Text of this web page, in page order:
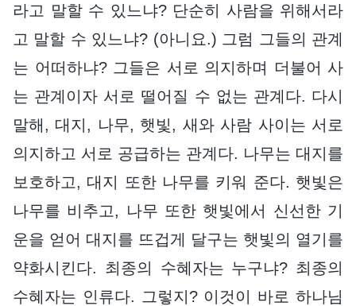
라고 말할 수 있느냐? 단순히 사람을 위해서라
고 말할 수 있느냐? (아니요.) 그럼 그들의 관계
는 어떠하냐? 그들은 서로 의지하며 더불어 사
는 관계이자 서로 떨어질 수 없는 관계다. 다시
말해, 대지, 나무, 햇빛, 새와 사람 사이는 서로
의지하고 서로 공급하는 관계다. 나무는 대지를
보호하고, 대지 또한 나무를 키워 준다. 햇빛은
나무를 비추고, 나무 또한 햇빛에서 신선한 기
운을 얻어 대지를 뜨겁게 달구는 햇빛의 열기를
약화시킨다. 최종의 수혜자는 누구냐? 최종의
수혜자는 인류다. 그렇지? 이것이 바로 하나님